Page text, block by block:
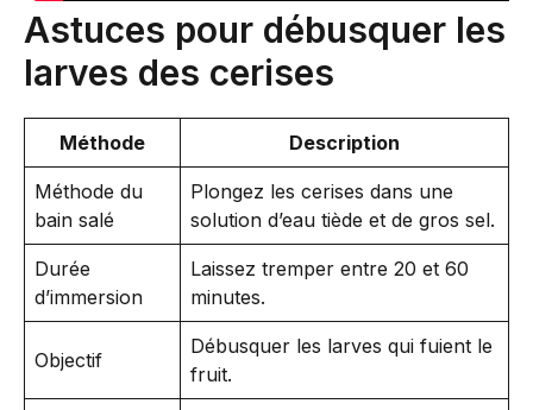
Astuces pour débusquer les
larves des cerises
Méthode Description
Méthode du
bain salé
Plongez les cerises dans une
solution d’eau tiède et de gros sel.
Durée
d’immersion
Laissez tremper entre 20 et 60
minutes.
Objectif
Débusquer les larves qui fuient le
fruit.